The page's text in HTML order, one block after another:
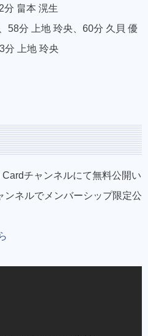
分 畠本 滉生
58分 上地 玲央、60分 久貝 優
分 上地 玲央
チャンネルにて無料公開い
ンネルでメンバーシップ限定公